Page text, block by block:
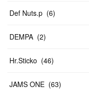
Def Nuts.p (6)
DEMPA (2)
Hr.Sticko (46)
JAMS ONE (63)